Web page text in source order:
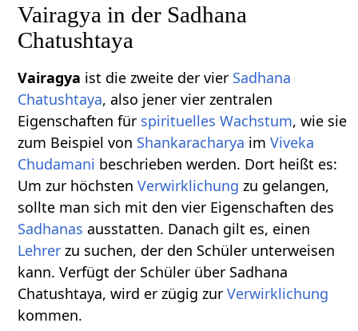
Vairagya in der Sadhana
Chatushtaya
Vairagya ist die zweite der vier Sadhana
Chatushtaya, also jener vier zentralen
Eigenschaften für spirituelles Wachstum, wie sie
zum Beispiel von Shankaracharya imViveka
Chudamani beschrieben werden. Dort heißt es:
Um zur höchstenVerwirklichung zu gelangen,
sollte man sich mit den vier Eigenschaften des
Sadhanas ausstatten. Danach gilt es, einen
Lehrer zu suchen, der den Schüler unterweisen
kann. Verfügt der Schüler über Sadhana
Chatushtaya, wird er zügig zurVerwirklichung
kommen.